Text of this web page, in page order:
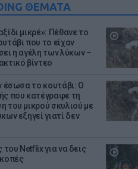
ΘΕΜΑΤΑ
μικρέ»: Πέθανε το
που το είχαν
η αγέλη των λύκων –
βίντεο
έσωσα το κουτάβι: Ο
που κατέγραφε τη
του μικρού σκυλιού με
εξηγεί γιατί δεν
του Netflix για να δεις